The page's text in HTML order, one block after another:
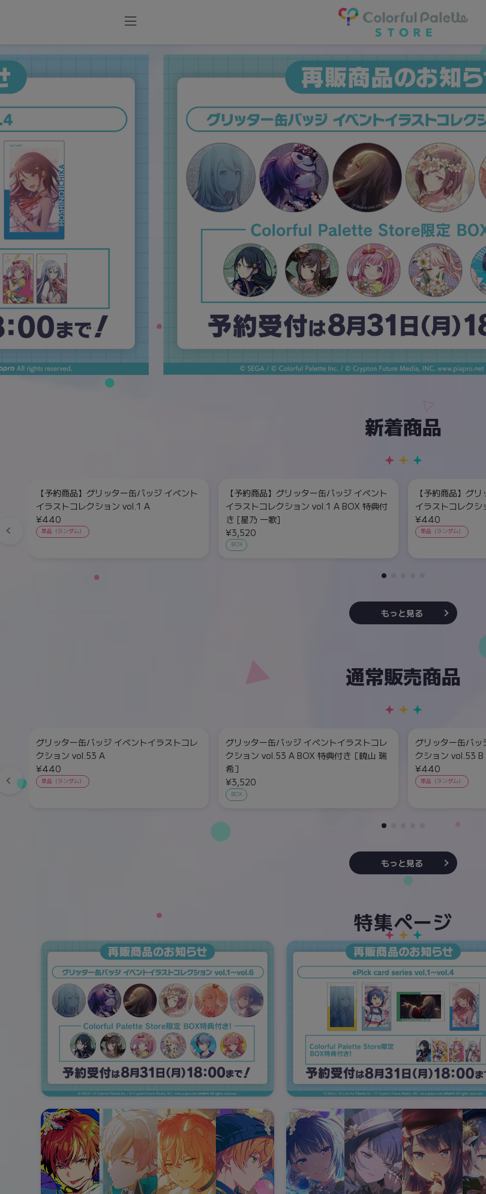
新着商品
【予約商品】グリッター缶バッジ イベント
イラストコレクション vol.1 A
¥440
単品（ランダム）
【予約商品】グリッター缶バッジ イベント
イラストコレクション vol.1 A BOX 特典付
き [星乃 一歌]
¥3,520
BOX
【予約商品】グ
イラストコレク
¥440
単品（ランダム）
もっと見る
通常販売商品
グリッター缶バッジ イベントイラストコレ
クション vol.53 A
¥440
単品（ランダム）
グリッター缶バッジ イベントイラストコレ
クション vol.53 A BOX 特典付き［暁山 瑞
希］
¥3,520
BOX
グリッター缶バッ
クション vol.53 B
¥440
単品（ランダム）
もっと見る
特集ページ